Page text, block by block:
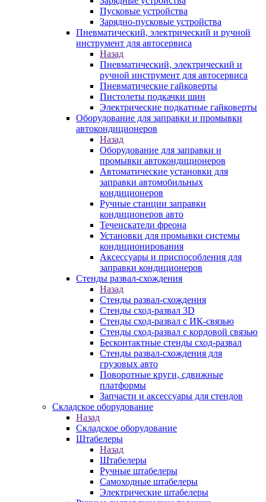
Пусковые устройства
Зарядно-пусковые устройства
Пневматический, электрический и ручной
инструмент для автосервиса
Назад
Пневматический, электрический и
ручной инструмент для автосервиса
Пневматические гайковерты
Пистолеты подкачки шин
Электрические подкатные гайковерты
Оборудование для заправки и промывки
автокондиционеров
Назад
Оборудование для заправки и
промывки автокондиционеров
Автоматические установки для
заправки автомобильных
кондиционеров
Ручные станции заправки
кондиционеров авто
Течеискатели фреона
Установки для промывки системы
кондиционирования
Аксессуары и приспособления для
заправки кондиционеров
Стенды развал-схождения
Назад
Стенды развал-схождения
Стенды сход-развал 3D
Стенды сход-развал с ИК-связью
Стенды сход-развал с кордовой связью
Бесконтактные стенды сход-развал
Стенды развал-схождения для
грузовых авто
Поворотные круги, сдвижные
платформы
Запчасти и аксессуары для стендов
Складское оборудование
Назад
Складское оборудование
Штабелеры
Назад
Штабелеры
Ручные штабелеры
Самоходные штабелеры
Электрические штабелеры